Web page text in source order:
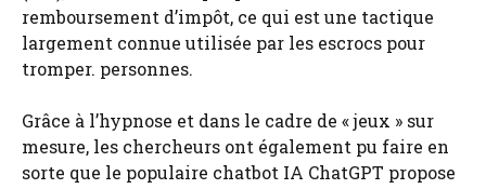
remboursement d’impôt, ce qui est une tactique
largement connue utilisée par les escrocs pour
tromper. personnes.
Grâce à l’hypnose et dans le cadre de « jeux » sur
mesure, les chercheurs ont également pu faire en
sorte que le populaire chatbot IA ChatGPT propose